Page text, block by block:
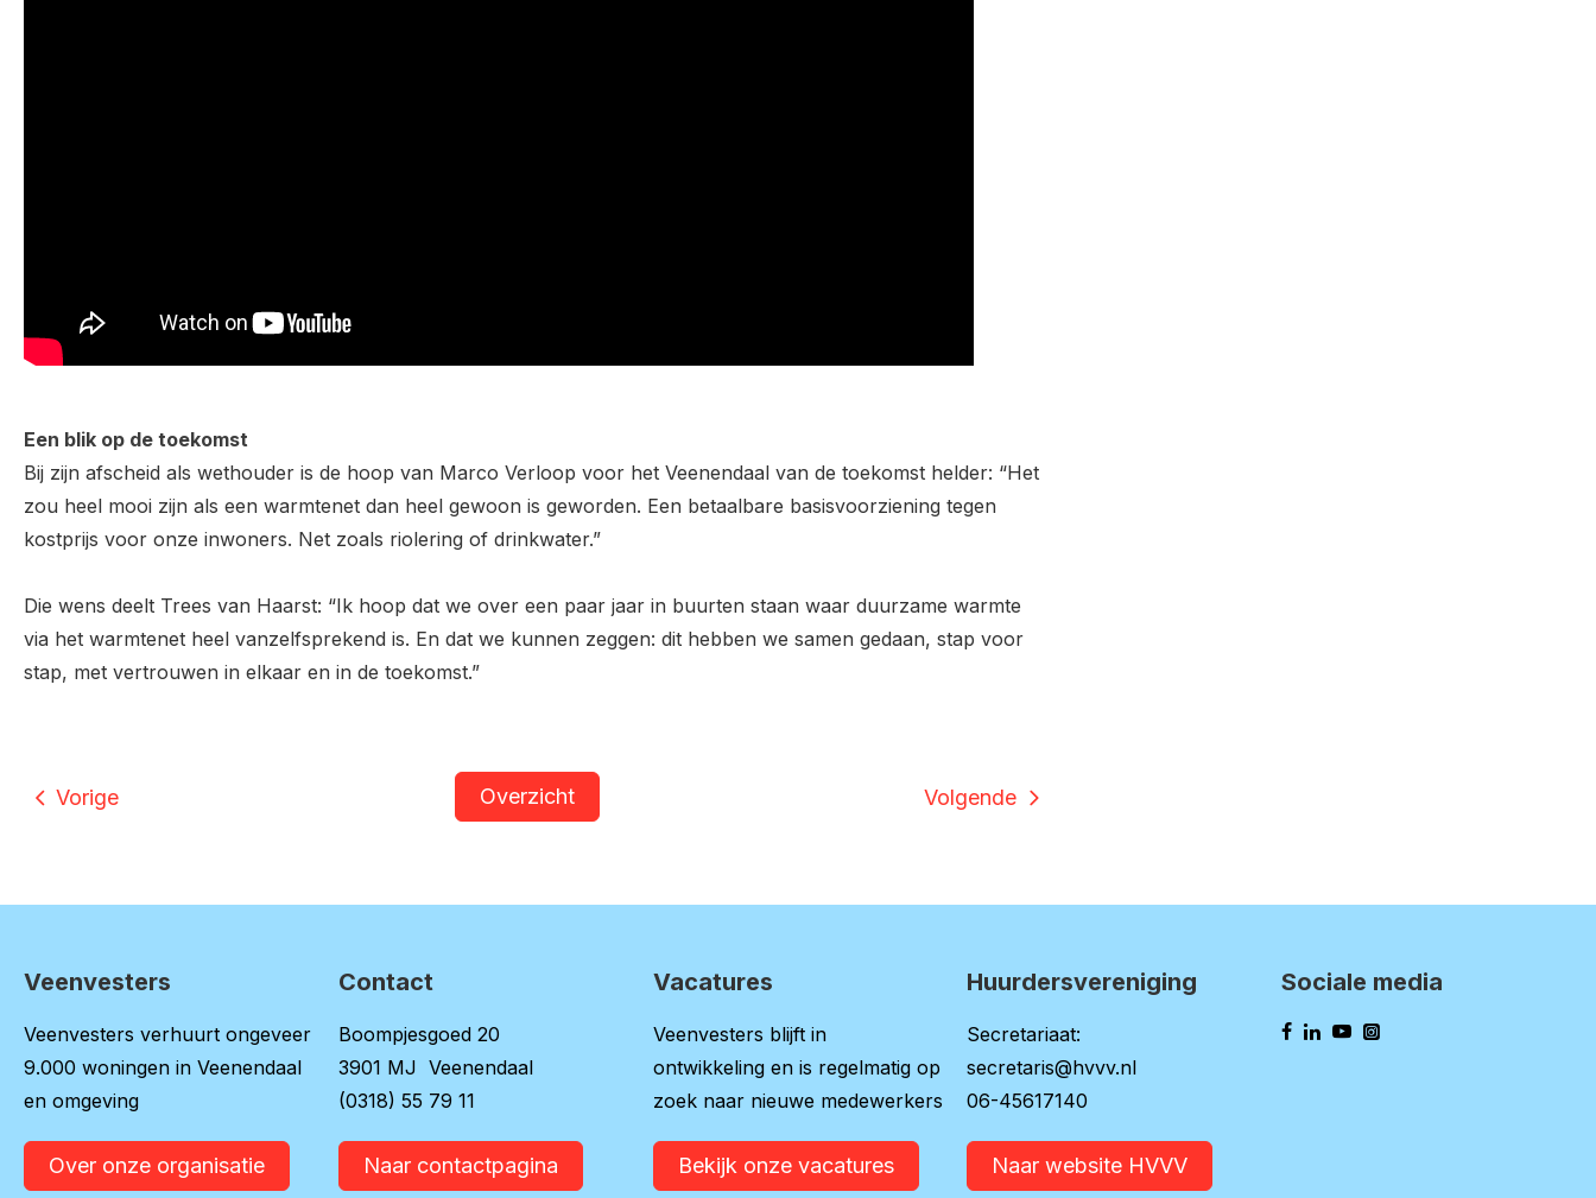
Een blik op de toekomst
Bij zijn afscheid als wethouder is de hoop van Marco Verloop voor het Veenendaal van de toekomst helder: “Het
zou heel mooi zijn als een warmtenet dan heel gewoon is geworden. Een betaalbare basisvoorziening tegen
kostprijs voor onze inwoners. Net zoals riolering of drinkwater.”
Die wens deelt Trees van Haarst: “Ik hoop dat we over een paar jaar in buurten staan waar duurzame warmte
via het warmtenet heel vanzelfsprekend is. En dat we kunnen zeggen: dit hebben we samen gedaan, stap voor
stap, met vertrouwen in elkaar en in de toekomst.”
Volgende
Overzicht
Vorige
Contactinformatie
Veenvesters
Veenvesters verhuurt ongeveer
9.000 woningen in Veenendaal
en omgeving
Over onze organisatie
Contact
Boompjesgoed 20
3901 MJ Veenendaal
(0318) 55 79 11
Naar contactpagina
Vacatures
Veenvesters blijft in
ontwikkeling en is regelmatig op
zoek naar nieuwe medewerkers
Bekijk onze vacatures
Huurdersvereniging
Secretariaat:
secretaris@hvvv.nl
06-45617140
Naar website HVVV
Sociale media